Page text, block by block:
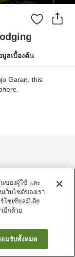
มูลเบื้องต้น
Garan, this
ของผู้ใช้ และ
ว็บไซต์ของเรา
โซเชียลมีเดีย
อีกด้วย
อมรับทั้งหมด